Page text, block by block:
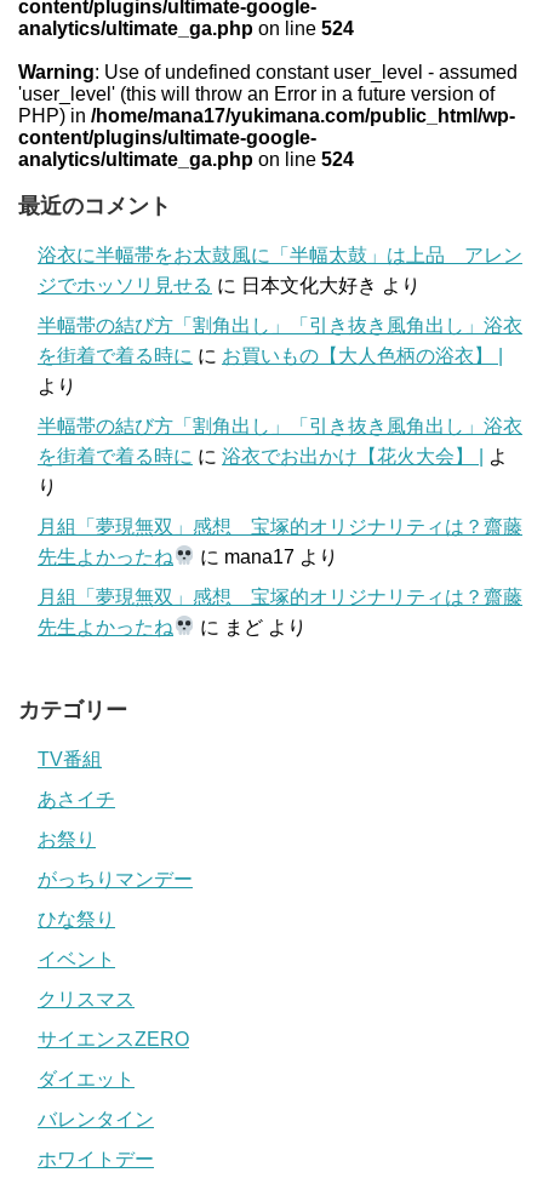
content/plugins/ultimate-google-
analytics/ultimate_ga.php on line 524
Warning: Use of undefined constant user_level - assumed
'user_level' (this will throw an Error in a future version of
PHP) in /home/mana17/yukimana.com/public_html/wp-
content/plugins/ultimate-google-
analytics/ultimate_ga.php on line 524
最近のコメント
浴衣に半幅帯をお太鼓風に「半幅太鼓」は上品 アレン
ジでホッソリ見せる に 日本文化大好き より
半幅帯の結び方「割角出し」「引き抜き風角出し」浴衣
を街着で着る時に に お買いもの【大人色柄の浴衣】 |
より
半幅帯の結び方「割角出し」「引き抜き風角出し」浴衣
を街着で着る時に に 浴衣でお出かけ【花火大会】 |
よ
り
月組「夢現無双」感想 宝塚的オリジナリティは？齋藤
先生よかったね
に mana17 より
月組「夢現無双」感想 宝塚的オリジナリティは？齋藤
先生よかったね
に まど より
カテゴリー
TV番組
あさイチ
お祭り
がっちりマンデー
ひな祭り
イベント
クリスマス
サイエンスZERO
ダイエット
バレンタイン
ホワイトデー